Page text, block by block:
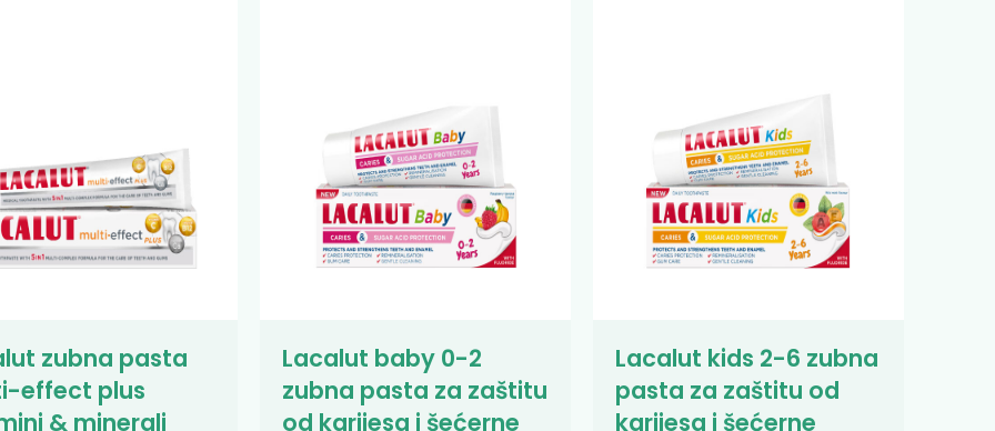
zubna pasta
effect plus
& minerali
Lacalut baby 0-2
zubna pasta za zaštitu
od karijesa i šećerne
Lacalut kids 2-6 zubna
pasta za zaštitu od
karijesa i šećerne